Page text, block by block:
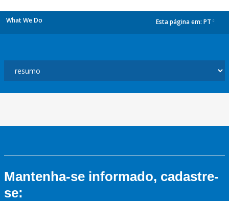
What We Do Esta página em: PT
Mantenha-se informado, cadastre-
se: